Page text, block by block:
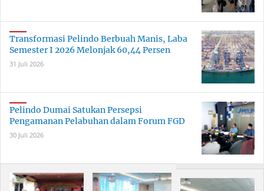
Transformasi Pelindo Berbuah Manis, Laba
Semester I 2026 Melonjak 60,44 Persen
31 Juli 2026
Pelindo Dumai Satukan Persepsi
Pengamanan Pelabuhan dalam Forum FGD
30 Juli 2026